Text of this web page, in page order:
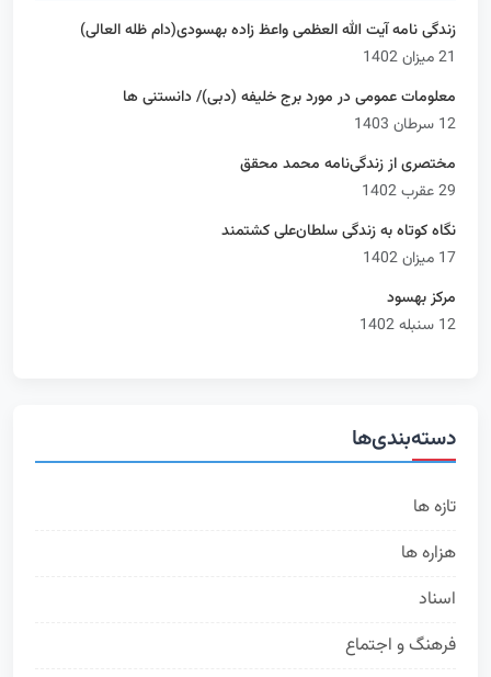
زندگی نامه آیت الله العظمی واعظ زاده بهسودی(دام ظله العالی)
21 میزان 1402
معلومات عمومی در مورد برج خلیفه (دبی)/ دانستنی ها
12 سرطان 1403
مختصری از زندگی‌نامه محمد محقق
29 عقرب 1402
نگاه کوتاه به زندگی سلطان‌علی کشتمند
17 میزان 1402
مرکز بهسود
12 سنبله 1402
دسته‌بندی‌ها
تازه ها
هزاره ها
اسناد
فرهنگ و اجتماع